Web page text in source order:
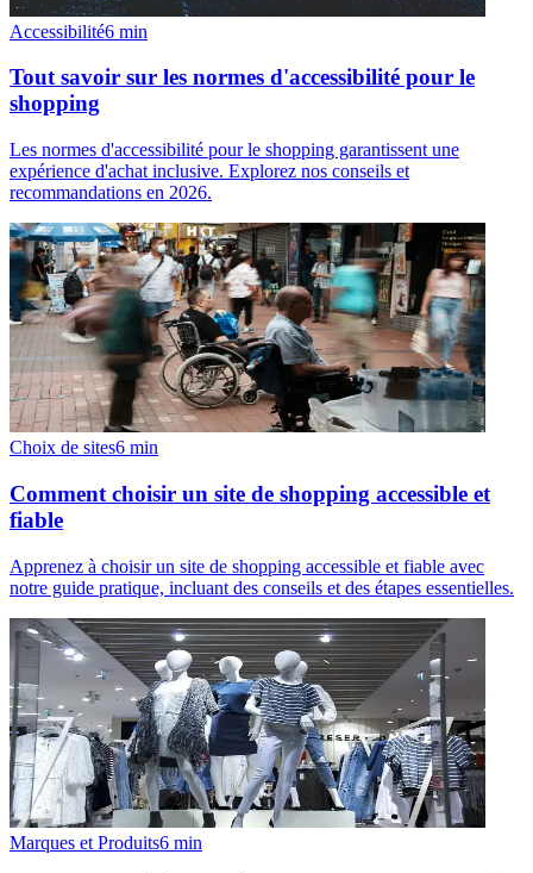
Accessibilité6 min
Tout savoir sur les normes d'accessibilité pour le
shopping
Les normes d'accessibilité pour le shopping garantissent une
expérience d'achat inclusive. Explorez nos conseils et
recommandations en 2026.
Choix de sites6 min
Comment choisir un site de shopping accessible et
fiable
Apprenez à choisir un site de shopping accessible et fiable avec
notre guide pratique, incluant des conseils et des étapes essentielles.
Marques et Produits6 min